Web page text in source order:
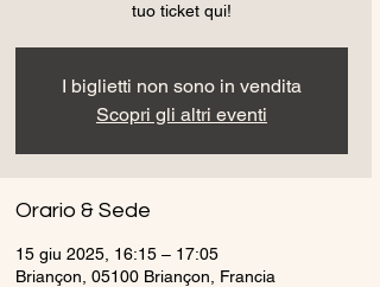
tuo ticket qui!
I biglietti non sono in vendita
Scopri gli altri eventi
Orario & Sede
15 giu 2025, 16:15 – 17:05
Briançon, 05100 Briançon, Francia